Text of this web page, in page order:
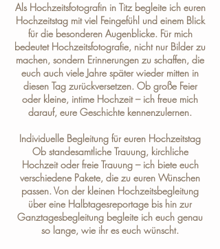
Als Hochzeitsfotografin in Titzbegleite ich euren
Hochzeitstag mit viel Feingefühl und einem Blick
für die besonderen Augenblicke. Für mich
bedeutet Hochzeitsfotografie, nicht nur Bilder zu
machen, sondern Erinnerungen zu schaffen, die
euch auch viele Jahre später wieder mitten in
diesen Tag zurückversetzen. Ob große Feier
oder kleine, intime Hochzeit – ich freue mich
darauf, eure Geschichte kennenzulernen.
Individuelle Begleitung für euren Hochzeitstag
Ob standesamtliche Trauung, kirchliche
Hochzeit oder freie Trauung – ich biete euch
verschiedene Pakete, die zu euren Wünschen
passen. Von der kleinen Hochzeitsbegleitung
über eine Halbtagesreportage bis hin zur
Ganztagesbegleitung begleite ich euch genau
so lange, wie ihr es euch wünscht.